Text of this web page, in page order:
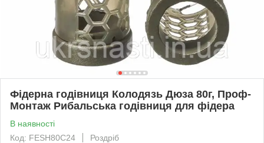
Фідерна годівниця Колодязь Дюза 80г, Проф-
Монтаж Рибальська годівниця для фідера
В наявності
Код: FESH80С24
Роздріб